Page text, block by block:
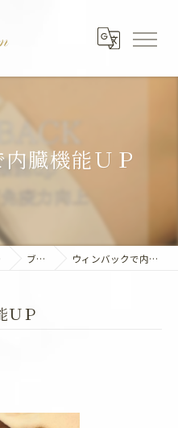
臓機能ＵＰ
ブログ ウィンバックで内臓機能ＵＰ
ＵＰ